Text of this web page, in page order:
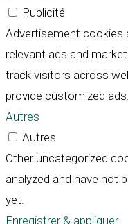
Publicité
Advertisement cookies
relevant ads and
track visitors across
provide customized ads.
Autres
Autres
Other uncategorized
analyzed and have not
yet.
Enregistrer & appliquer